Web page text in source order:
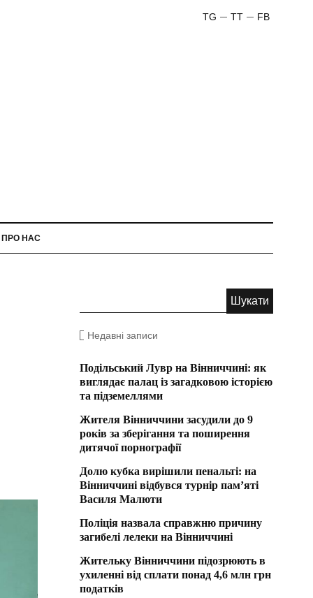
FB
TT
TG
ПРО НАС
Недавні записи
Подільський Лувр на Вінниччині: як
виглядає палац із загадковою історією
та підземеллями
Жителя Вінниччини засудили до 9
років за зберігання та поширення
дитячої порнографії
Долю кубка вирішили пенальті: на
Вінниччині відбувся турнір пам’яті
Василя Малюти
Поліція назвала справжню причину
загибелі лелеки на Вінниччині
Жительку Вінниччини підозрюють в
ухиленні від сплати понад 4,6 млн грн
податків